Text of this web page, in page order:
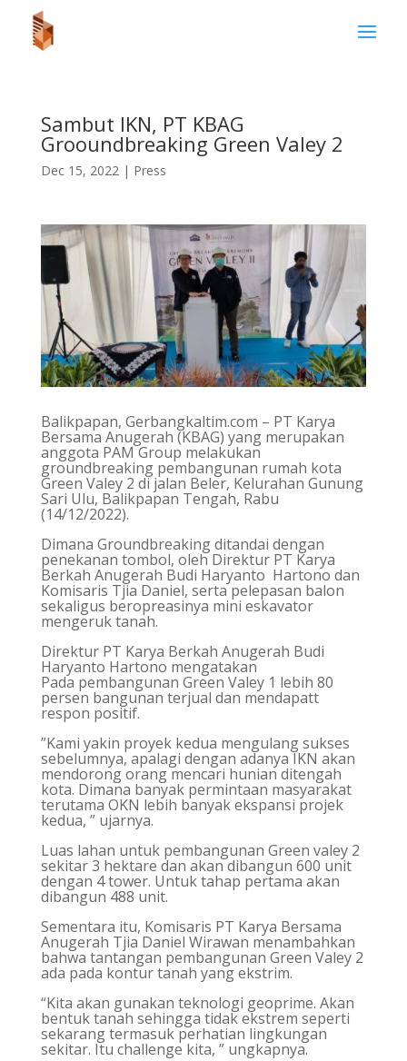
Sambut IKN, PT KBAG
Grooundbreaking Green Valey 2
Dec 15, 2022 | Press
Balikpapan, Gerbangkaltim.com – PT Karya
Bersama Anugerah (KBAG) yang merupakan
anggota PAM Group melakukan
groundbreaking pembangunan rumah kota
Green Valey 2 di jalan Beler, Kelurahan Gunung
Sari Ulu, Balikpapan Tengah, Rabu
(14/12/2022).
Dimana Groundbreaking ditandai dengan
penekanan tombol, oleh Direktur PT Karya
Berkah Anugerah Budi Haryanto Hartono dan
Komisaris Tjia Daniel, serta pelepasan balon
sekaligus beropreasinya mini eskavator
mengeruk tanah.
Direktur PT Karya Berkah Anugerah Budi
Haryanto Hartono mengatakan
Pada pembangunan Green Valey 1 lebih 80
persen bangunan terjual dan mendapatt
respon positif.
”Kami yakin proyek kedua mengulang sukses
sebelumnya, apalagi dengan adanya IKN akan
mendorong orang mencari hunian ditengah
kota. Dimana banyak permintaan masyarakat
terutama OKN lebih banyak ekspansi projek
kedua, ” ujarnya.
Luas lahan untuk pembangunan Green valey 2
sekitar 3 hektare dan akan dibangun 600 unit
dengan 4 tower. Untuk tahap pertama akan
dibangun 488 unit.
Sementara itu, Komisaris PT Karya Bersama
Anugerah Tjia Daniel Wirawan menambahkan
bahwa tantangan pembangunan Green Valey 2
ada pada kontur tanah yang ekstrim.
“Kita akan gunakan teknologi geoprime. Akan
bentuk tanah sehingga tidak ekstrem seperti
sekarang termasuk perhatian lingkungan
sekitar. Itu challenge kita, ” ungkapnya.